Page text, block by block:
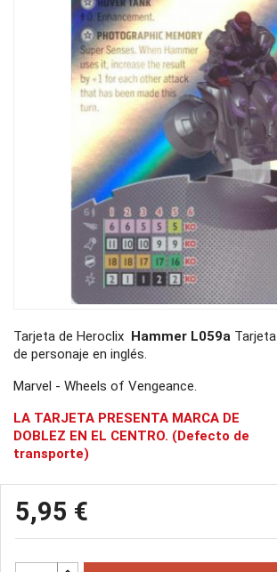
Tarjeta de Heroclix Hammer L059a Tarjeta
de personaje en inglés.
Marvel - Wheels of Vengeance.
LA TARJETA PRESENTA MARCA DE
DOBLEZ EN EL CENTRO. (Defecto de
transporte)
5,95 €